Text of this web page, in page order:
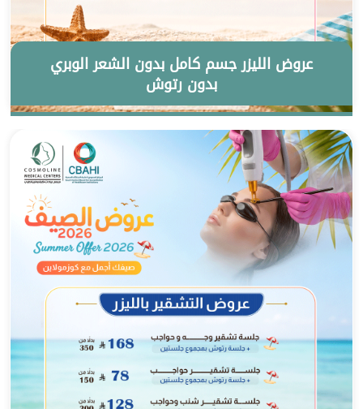
عروض الليزر جسم كامل بدون الشعر الوبري
بدون رتوش